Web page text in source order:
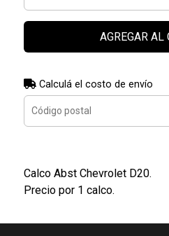
AGREGAR AL
Calculá el costo de envío
Calco Abst Chevrolet D20.
Precio por 1 calco.